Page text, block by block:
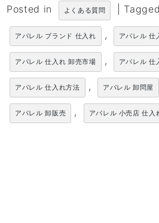
Posted in よくある質問 Tagged
アパレル ブランド 仕入れ , アパレル 仕
アパレル 仕入れ 卸売市場 , アパレル 仕
アパレル 仕入れ方法 , アパレル 卸問屋
アパレル 卸販売 , アパレル 小売店 仕入